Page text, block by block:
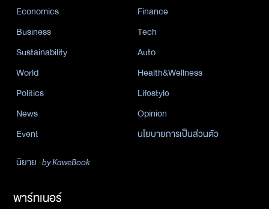
Economics
Finance
Business
Tech
Sustainability
Auto
World
Health&Wellness
Politics
Lifestyle
News
Opinion
Event
นโยบายการเป็นส่วนตัว
นิยาย by KaweBook
พาร์ทเนอร์